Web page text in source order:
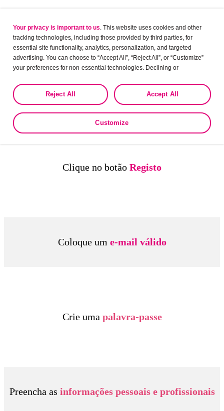
Guia passo a passo
para registo e
primeiro acesso
ao Organon Pro.
Clique no botão Registo
Coloque um e-mail válido
Crie uma palavra-passe
Preencha as informações pessoais e profissionais
Your privacy is important to us . This website uses cookies and other
tracking technologies, including those provided by third parties, for
essential site functionality, analytics, personalization, and targeted
advertising. You can choose to “Accept All”, “Reject All”, or “Customize”
your preferences for non-essential technologies. Declining or
the collection, use, storage, and disclosure of your data in other contexts
as described in the terms of our
Privacy Policy Accept All
Reject All
Customize